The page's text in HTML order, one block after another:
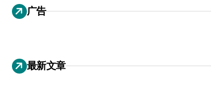
广告
最新文章